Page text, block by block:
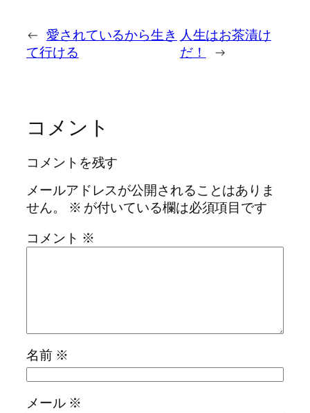
← 愛されているから生き
て行ける
人生はお茶漬け
だ！
→
コメント
コメントを残す
メールアドレスが公開されることはありま
せん。
※ が付いている欄は必須項目です
コメント ※
名前 ※
メール ※